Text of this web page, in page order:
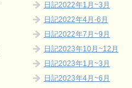
日記2022年1月~3月
日記2022年4月-6月
日記2022年7月~9月
日記2023年10月~12月
日記2023年1月~3月
日記2023年4月~6月